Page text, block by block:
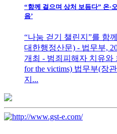
“함께 걸으며 상처 보듬다” 온·
음’
“나눔 걷기 챌린지”를 함
대한행정산문) - 법무부,
개최 - 범죄피해자 치유와
for the victims) 법무부(장
지...